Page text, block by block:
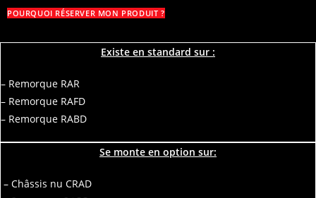
POURQUOI RÉSERVER MON PRODUIT ?
Existe en standard sur :
– Remorque RAR
– Remorque RAFD
– Remorque RABD
Se monte en option sur:
– Châssis nu CRAD